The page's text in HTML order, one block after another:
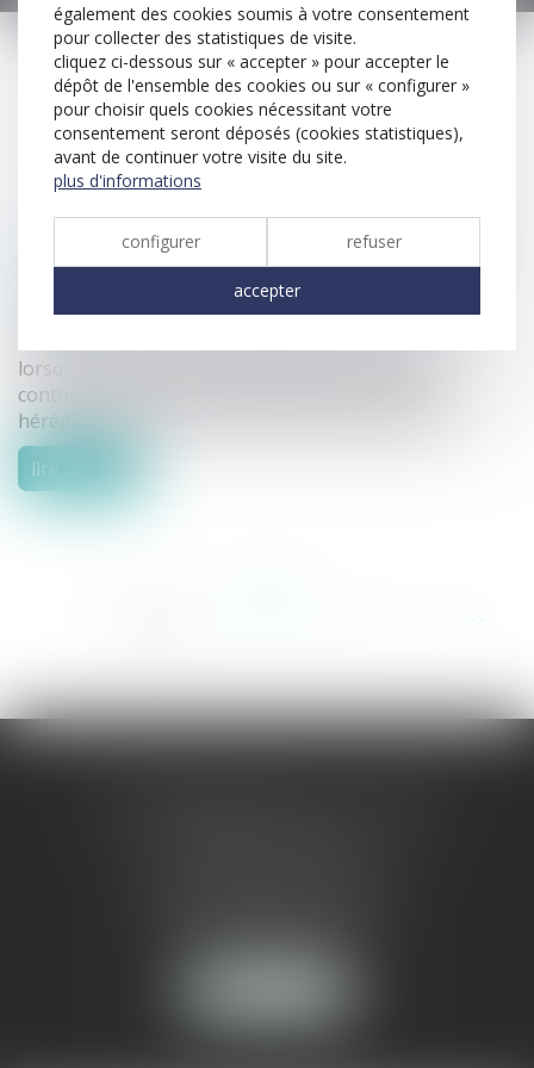
plus de détail
les dernières actualités
succession : une révocation de donation
frauduleuse peut constituer un recel
lorsqu'elle poursuit un but illicite consistant à
contourner les règles protectrices de la réserve
héréditaire et de la réunion fictive des donations...
lire la suite
également des cookies soumis à votre consentement
pour collecter des statistiques de visite.
cliquez ci-dessous sur « accepter » pour accepter le
dépôt de l'ensemble des cookies ou sur « configurer »
pour choisir quels cookies nécessitant votre
consentement seront déposés (cookies statistiques),
avant de continuer votre visite du site.
plus d'informations
configurer refuser
accepter